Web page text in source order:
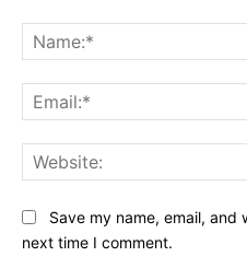
Save my name, email,
next time I comment.